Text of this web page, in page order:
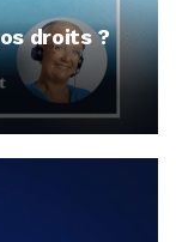
droits ?